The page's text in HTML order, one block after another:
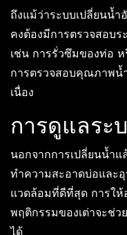
ถึงแม้ว่าระบบเปลี่ยนน้
คงต้องมีการตรวจสอบ
เช่น การรั่วซึมของท่อ
การตรวจสอบคุณภาพน้
เนื่อง
การดูแลระ
นอกจากการเปลี่ยนน้ำแ
ทำความสะอาดบ่อและ
แวดล้อมที่ดีที่สุด การให้
พฤติกรรมของเต่าจะช่
ได้